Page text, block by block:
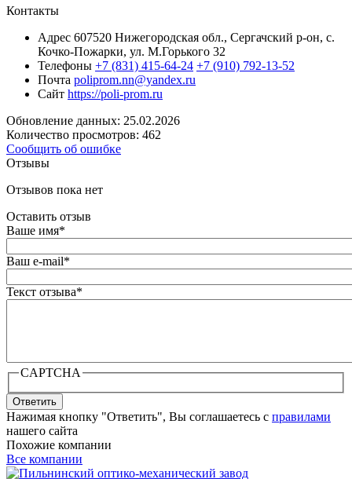
Контакты
Адрес 607520 Нижегородская обл., Сергачский р-он, с.
Кочко-Пожарки, ул. М.Горького 32
Телефоны +7 (831) 415-64-24 +7 (910) 792-13-52
Почта poliprom.nn@yandex.ru
Сайт https://poli-prom.ru
Обновление данных: 25.02.2026
Количество просмотров: 462
Сообщить об ошибке
Отзывы
Отзывов пока нет
Оставить отзыв
Ваше имя*
Ваш e-mail*
Текст отзыва*
CAPTCHA
Ответить
Нажимая кнопку "Ответить", Вы соглашаетесь с правилами
нашего сайта
Похожие компании
Все компании